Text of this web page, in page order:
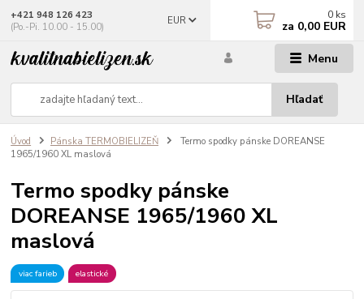
Menu
EUR
Hľadať
+421 948 126 423
(Po.-Pi. 10.00 - 15.00)
0 ks
za 0,00 EUR
Úvod Pánska TERMOBIELIZEŇ
Termo spodky pánske DOREANSE
1965/1960 XL maslová
Termo spodky pánske
DOREANSE 1965/1960 XL
maslová
viac farieb elastické